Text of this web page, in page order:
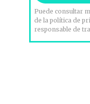
Puede consultar
de la política de
responsable de